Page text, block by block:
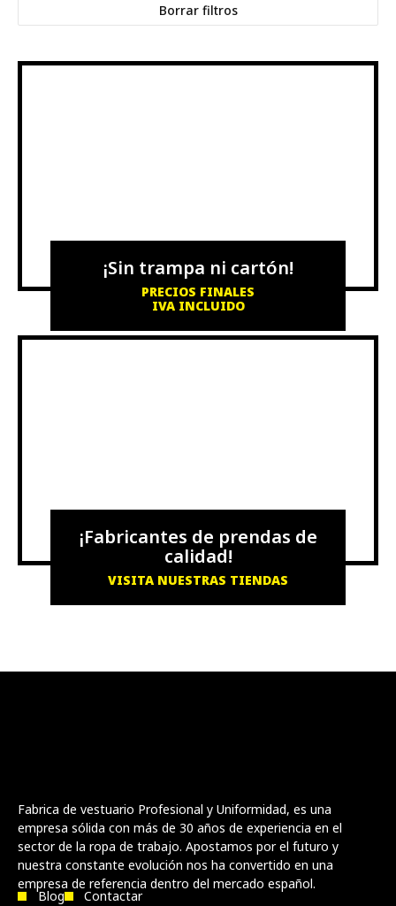
Borrar filtros
¡Sin trampa ni cartón!
PRECIOS FINALES
IVA INCLUIDO
¡Fabricantes de prendas de
calidad!
VISITA NUESTRAS TIENDAS
Fabrica de vestuario Profesional y Uniformidad, es una
empresa sólida con más de 30 años de experiencia en el
sector de la ropa de trabajo. Apostamos por el futuro y
nuestra constante evolución nos ha convertido en una
empresa de referencia dentro del mercado español.
Blog Contactar